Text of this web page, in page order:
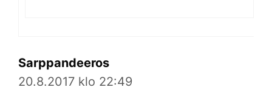
Sarppandeeros
20.8.2017 klo 22:49